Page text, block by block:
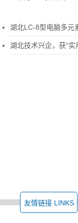
湖北LC-8型电脑多元
湖北技术兴企，获“实
友情链接 LINKS